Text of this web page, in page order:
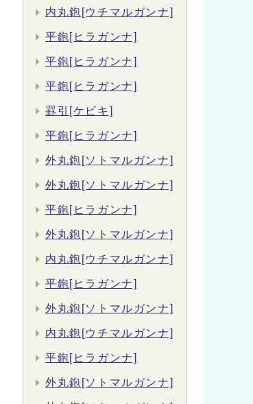
内丸鉋[ウチマルガンナ]
平鉋[ヒラガンナ]
平鉋[ヒラガンナ]
平鉋[ヒラガンナ]
罫引[ケビキ]
平鉋[ヒラガンナ]
外丸鉋[ソトマルガンナ]
外丸鉋[ソトマルガンナ]
平鉋[ヒラガンナ]
外丸鉋[ソトマルガンナ]
内丸鉋[ウチマルガンナ]
平鉋[ヒラガンナ]
外丸鉋[ソトマルガンナ]
内丸鉋[ウチマルガンナ]
平鉋[ヒラガンナ]
外丸鉋[ソトマルガンナ]